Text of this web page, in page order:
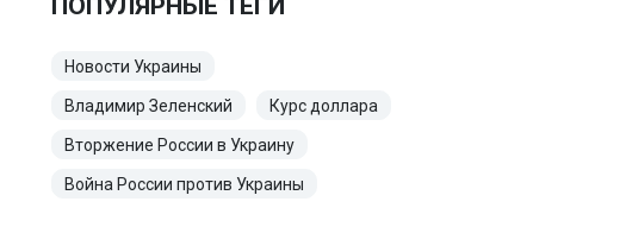
ПОПУЛЯРНЫЕ ТЕГИ
Новости Украины
Владимир Зеленский Курс доллара
Вторжение России в Украину
Война России против Украины